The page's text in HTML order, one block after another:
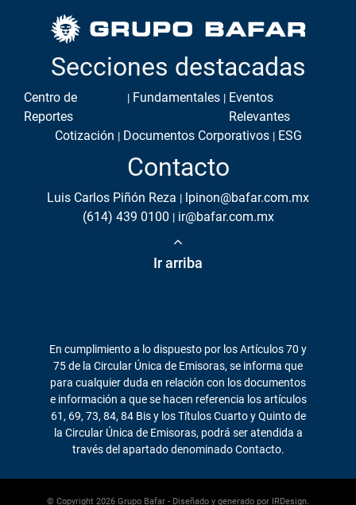
Secciones destacadas
Centro de
Reportes
Fundamentales
Eventos
Relevantes
Cotización
Documentos Corporativos ESG
Contacto
Luis Carlos Piñón Reza
lpinon@bafar.com.mx
(614) 439 0100
ir@bafar.com.mx
Ir arriba
En cumplimiento a lo dispuesto por los Artículos 70 y
75 de la Circular Única de Emisoras, se informa que
para cualquier duda en relación con los documentos
e información a que se hacen referencia los artículos
61, 69, 73, 84, 84 Bis y los Títulos Cuarto y Quinto de
la Circular Única de Emisoras, podrá ser atendida a
través del apartado denominado Contacto.
© Copyright 2026 Grupo Bafar - Diseñado y generado por IRDesign.